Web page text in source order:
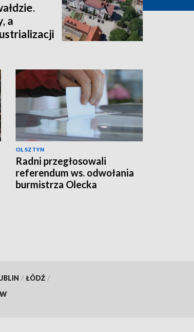
a
OLSZTYN
Radni przegłosowali
referendum ws. odwołania
burmistrza Olecka
/ ŁÓDŹ /